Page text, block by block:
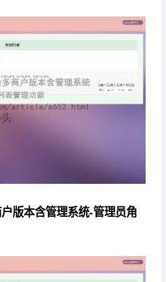
版本含管理系统-管理员角